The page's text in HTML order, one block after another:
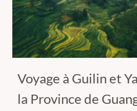
Voyage à Guilin et
la Province de